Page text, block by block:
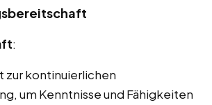
:
zur kontinuierlichen
um Kenntnisse und Fähigkeiten